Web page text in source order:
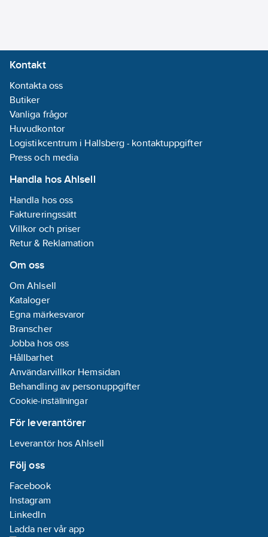
Kontakt
Kontakta oss
Butiker
Vanliga frågor
Huvudkontor
Logistikcentrum i Hallsberg - kontaktuppgifter
Press och media
Handla hos Ahlsell
Handla hos oss
Faktureringssätt
Villkor och priser
Retur & Reklamation
Om oss
Om Ahlsell
Kataloger
Egna märkesvaror
Branscher
Jobba hos oss
Hållbarhet
Användarvillkor Hemsidan
Behandling av personuppgifter
Cookie-inställningar
För leverantörer
Leverantör hos Ahlsell
Följ oss
Facebook
Instagram
LinkedIn
Ladda ner vår app